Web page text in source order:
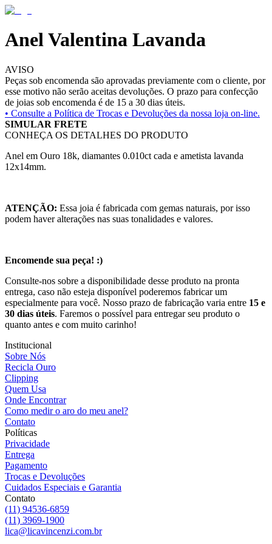
Anel Valentina Lavanda
AVISO
Peças sob encomenda são aprovadas previamente com o cliente, por
esse motivo não serão aceitas devoluções. O prazo para confecção
de joias sob encomenda é de 15 a 30 dias úteis.
• Consulte a Política de Trocas e Devoluções da nossa loja on-line.
SIMULAR FRETE
CONHEÇA OS DETALHES DO PRODUTO
Anel em Ouro 18k, diamantes 0.010ct cada e ametista lavanda
12x14mm.
ATENÇÃO: Essa joia é fabricada com gemas naturais, por isso
podem haver alterações nas suas tonalidades e valores.
Encomende sua peça! :)
Consulte-nos sobre a disponibilidade desse produto na pronta
entrega, caso não esteja disponível poderemos fabricar um
especialmente para você. Nosso prazo de fabricação varia entre 15 e
30 dias úteis. Faremos o possível para entregar seu produto o
quanto antes e com muito carinho!
Institucional
Sobre Nós
Recicla Ouro
Clipping
Quem Usa
Onde Encontrar
Como medir o aro do meu anel?
Contato
Políticas
Privacidade
Entrega
Pagamento
Trocas e Devoluções
Cuidados Especiais e Garantia
Contato
(11) 94536-6859
(11) 3969-1900
lica@licavincenzi.com.br